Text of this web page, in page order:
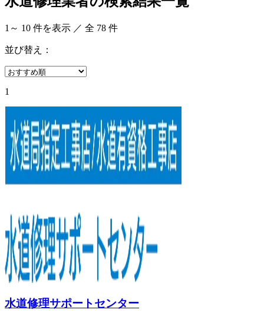
1 ～ 10 件を表示 ／ 全 78 件
並び替え：
1
水道修理サポートセンター